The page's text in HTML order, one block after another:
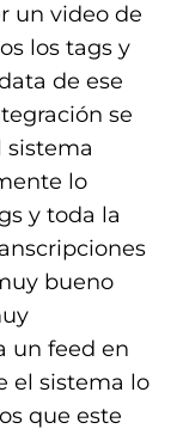
un video de
los tags y
de ese
se
sistema
lo
y toda la
bueno
un feed en
el sistema lo
que este